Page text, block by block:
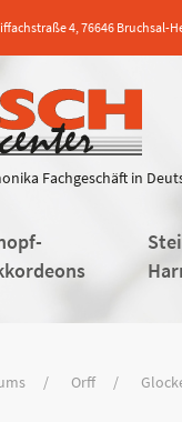
4, 76646 Bruchsal-
Fachgeschäft in
Orff